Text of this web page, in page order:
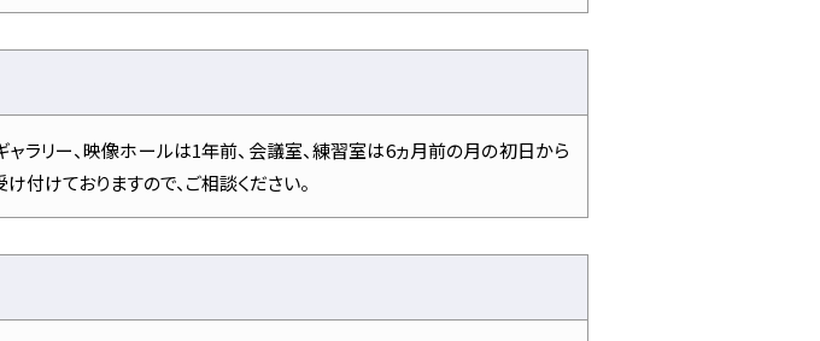
ラリー、映像ホールは1年前、会議室、練習室は6ヵ月前の月の初日から
付けておりますので、ご相談ください。